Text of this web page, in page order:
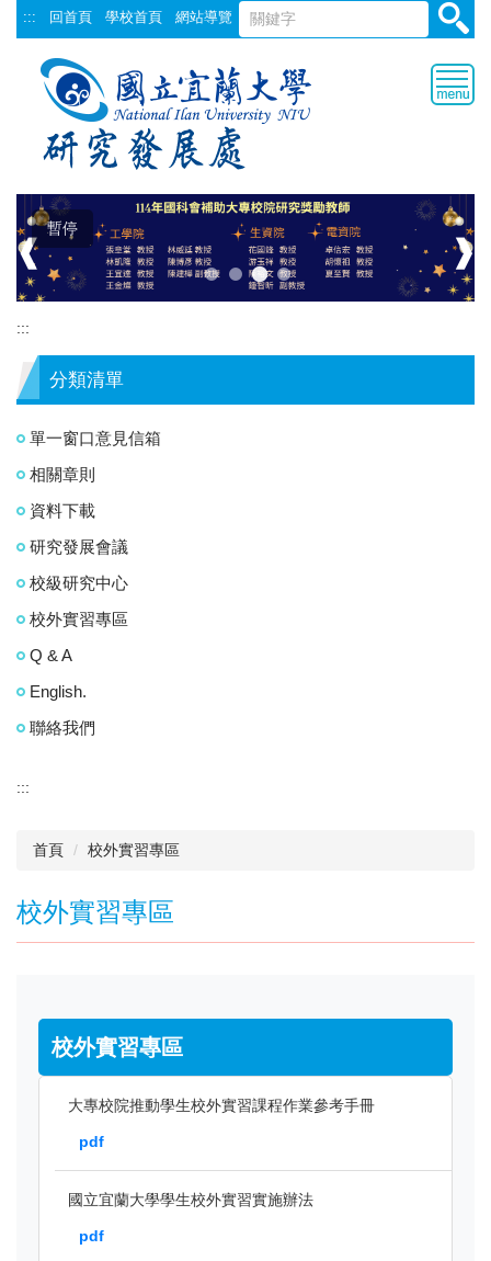
跳
到
::: 回首頁 學校首頁 網站導覽
暫停
❰ ❱
:::
分類清單
單一窗口意見信箱
相關章則
資料下載
研究發展會議
校級研究中心
校外實習專區
Q & A
English.
聯絡我們
:::
首頁 校外實習專區
校外實習專區
校外實習專區
大專校院推動學生校外實習課程作業參考手冊
pdf
國立宜蘭大學學生校外實習實施辦法
pdf